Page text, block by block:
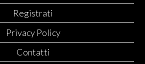
Registrati
Privacy Policy
Contatti